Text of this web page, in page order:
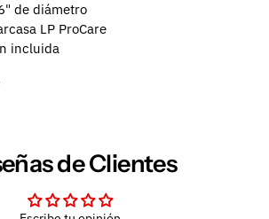
de diámetro
LP ProCare
incluida
de Clientes